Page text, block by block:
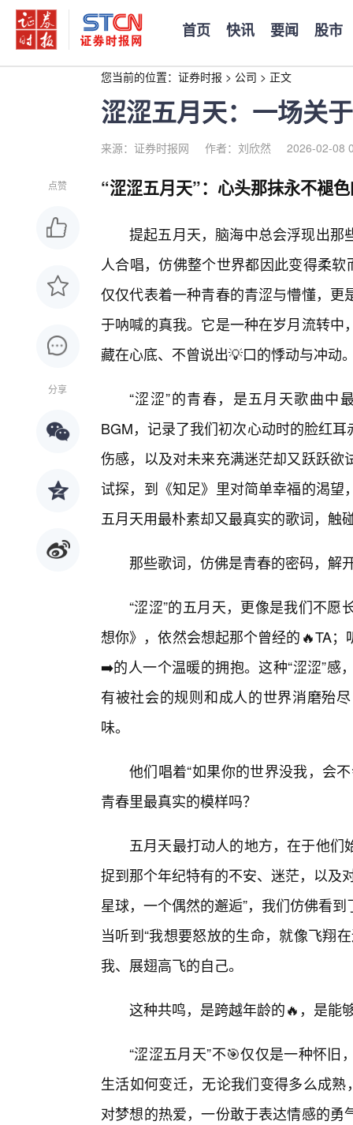
首页 快讯 要闻 股市
您当前的位置： 证券时报 > 公司 > 正文
涩涩五月天：一场关
来源：证券时报网 作者：刘欣然 2026-02-08
点赞
分享
“涩涩五月天”：心头那抹永不褪
提起五月天，脑海中总会浮现出那
人合唱，仿佛整个世界都因此变得柔
仅仅代表着一种青春的青涩与懵懂，
于呐喊的真我。它是一种在岁月流转
藏在心底、不曾说出💡口的悸动与冲动
“涩涩”的青春，是五月天歌曲中
BGM，记录了我们初次心动时的脸红
伤感，以及对未来充满迷茫却又跃跃
试探，到《知足》里对简单幸福的渴
五月天用最朴素却又最真实的歌词，触
那些歌词，仿佛是青春的密码，解
“涩涩”的五月天，更像是我们不
想你》，依然会想起那个曾经的🔥TA
➡️的人一个温暖的拥抱。这种“涩涩”感
有被社会的规则和成人的世界消磨殆
味。
他们唱着“如果你的世界没我，会
青春里最真实的模样吗？
五月天最打动人的地方，在于他
捉到那个年纪特有的不安、迷茫，以及
星球，一个偶然的邂逅”，我们仿佛看
当听到“我想要怒放的生命，就像飞翔
我、展翅高飞的自己。
这种共鸣，是跨越年龄的🔥，是能
“涩涩五月天”不🎯仅仅是一种怀
生活如何变迁，无论我们变得多么成
对梦想的热爱，一份敢于表达情感的